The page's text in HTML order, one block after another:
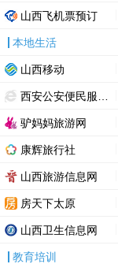
山西飞机票预订
本地生活
山西移动
驴妈妈旅游网
康辉旅行社
山西旅游信息网
房天下太原
山西卫生信息网
教育培训